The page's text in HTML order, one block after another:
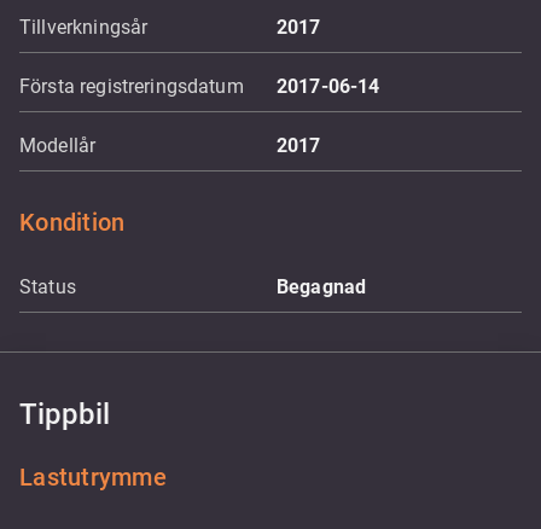
Tillverkningsår 2017
Första registreringsdatum 2017-06-14
Modellår 2017
Kondition
Status Begagnad
Tippbil
Lastutrymme